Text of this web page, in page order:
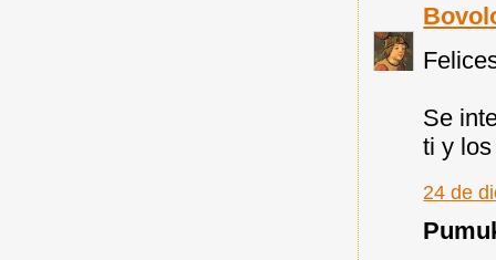
Se
ti y
24 de